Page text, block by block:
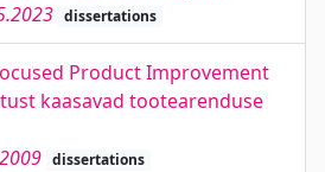
dissertations
Product Improvement
kaasavad tootearenduse
dissertations